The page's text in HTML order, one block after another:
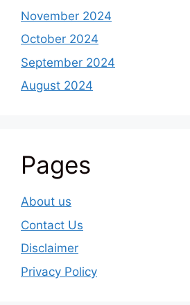
November 2024
October 2024
September 2024
August 2024
Pages
About us
Contact Us
Disclaimer
Privacy Policy